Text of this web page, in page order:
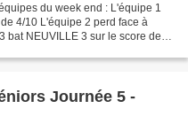
du week end : L'équipe 1
4/10 L'équipe 2 perd face à
bat NEUVILLE 3 sur le score de
Journée 5 -